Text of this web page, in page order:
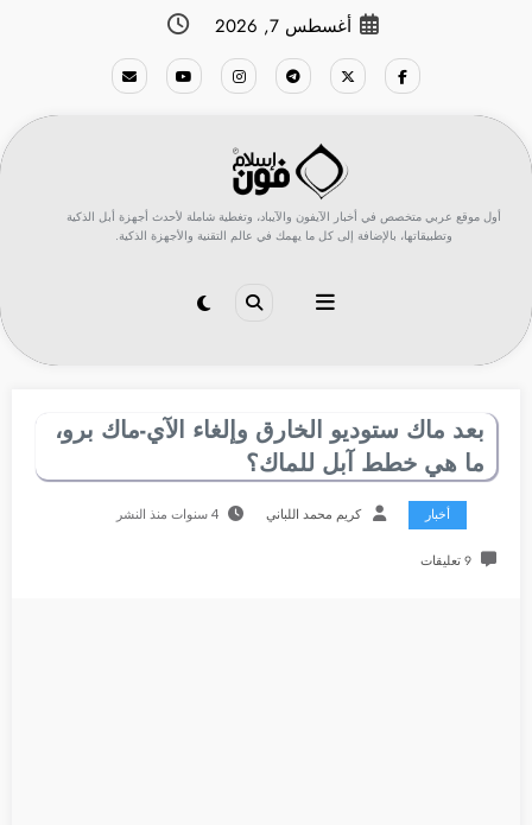
أغسطس 7, 2026
أول موقع عربي متخصص في أخبار الآيفون والآيباد، وتغطية شاملة لأحدث أجهزة أبل الذكية
وتطبيقاتها، بالإضافة إلى كل ما يهمك في عالم التقنية والأجهزة الذكية.
بعد ماك ستوديو الخارق وإلغاء الآي-ماك برو،
ما هي خطط آبل للماك؟
أخبار كريم محمد اللباني 4 سنوات منذ النشر
9 تعليقات